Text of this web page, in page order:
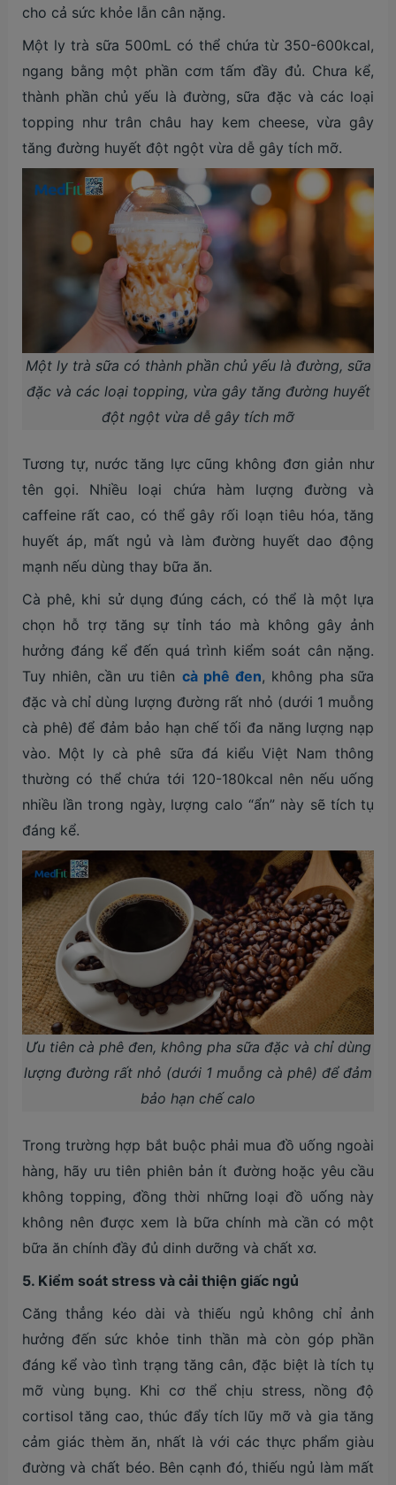
cho cả sức khỏe lẫn cân nặng.
Một ly trà sữa 500mL có thể chứa từ 350-600kcal,
ngang bằng một phần cơm tấm đầy đủ. Chưa kể,
thành phần chủ yếu là đường, sữa đặc và các loại
topping như trân châu hay kem cheese, vừa gây
tăng đường huyết đột ngột vừa dễ gây tích mỡ.
Một ly trà sữa có thành phần chủ yếu là đường, sữa
đặc và các loại topping, vừa gây tăng đường huyết
đột ngột vừa dễ gây tích mỡ
Tương tự, nước tăng lực cũng không đơn giản như
tên gọi. Nhiều loại chứa hàm lượng đường và
caffeine rất cao, có thể gây rối loạn tiêu hóa, tăng
huyết áp, mất ngủ và làm đường huyết dao động
mạnh nếu dùng thay bữa ăn.
Cà phê, khi sử dụng đúng cách, có thể là một lựa
chọn hỗ trợ tăng sự tỉnh táo mà không gây ảnh
hưởng đáng kể đến quá trình kiểm soát cân nặng.
Tuy nhiên, cần ưu tiên cà phê đen, không pha sữa
đặc và chỉ dùng lượng đường rất nhỏ (dưới 1 muỗng
cà phê) để đảm bảo hạn chế tối đa năng lượng nạp
vào. Một ly cà phê sữa đá kiểu Việt Nam thông
thường có thể chứa tới 120-180kcal nên nếu uống
nhiều lần trong ngày, lượng calo “ẩn” này sẽ tích tụ
đáng kể.
Ưu tiên cà phê đen, không pha sữa đặc và chỉ dùng
lượng đường rất nhỏ (dưới 1 muỗng cà phê) để đảm
bảo hạn chế calo
Trong trường hợp bắt buộc phải mua đồ uống ngoài
hàng, hãy ưu tiên phiên bản ít đường hoặc yêu cầu
không topping, đồng thời những loại đồ uống này
không nên được xem là bữa chính mà cần có một
bữa ăn chính đầy đủ dinh dưỡng và chất xơ.
5. Kiểm soát stress và cải thiện giấc ngủ
Căng thẳng kéo dài và thiếu ngủ không chỉ ảnh
hưởng đến sức khỏe tinh thần mà còn góp phần
đáng kể vào tình trạng tăng cân, đặc biệt là tích tụ
mỡ vùng bụng. Khi cơ thể chịu stress, nồng độ
cortisol tăng cao, thúc đẩy tích lũy mỡ và gia tăng
cảm giác thèm ăn, nhất là với các thực phẩm giàu
đường và chất béo. Bên cạnh đó, thiếu ngủ làm mất